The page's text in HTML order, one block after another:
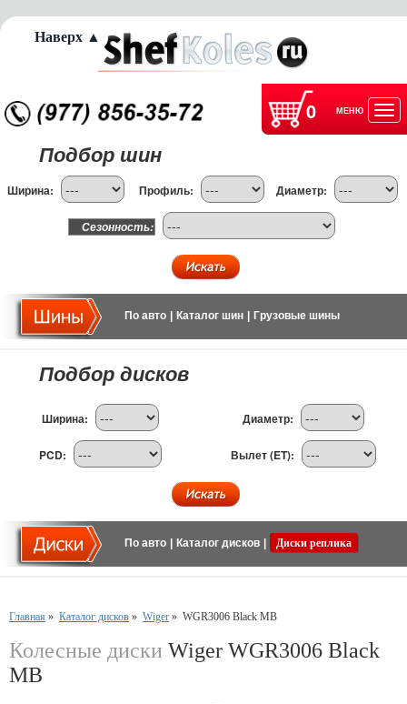
0 МЕНЮ
Подбор шин
Ширина: Профиль: Диаметр:
Сезонность:
По авто Каталог шин Грузовые шины
Подбор дисков
Ширина: Диаметр:
PCD: Вылет (ET):
По авто Каталог дисков Диски реплика
Главная » Каталог дисков » Wiger » WGR3006 Black MB
Колесные диски Wiger WGR3006 Black
MB
Наверх ▲